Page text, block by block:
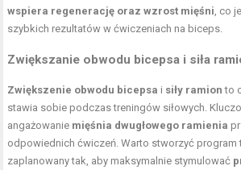
wspiera regenerację oraz wzrost mięśni , co
szybkich rezultatów w ćwiczeniach na biceps.
Zwiększanie obwodu bicepsa i siła
Zwiększenie obwodu bicepsa i siły ramion to
stawia sobie podczas treningów siłowych.
angażowanie mięśnia dwugłowego ramienia
odpowiednich ćwiczeń. Warto stworzyć program
zaplanowany tak, aby maksymalnie stymulować